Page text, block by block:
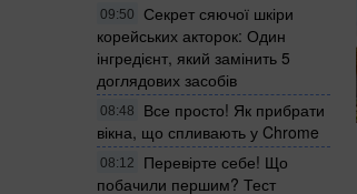
09:50
Секрет сяючої шкіри
корейських акторок: Один
інгредієнт, який замінить 5
доглядових засобів
08:48
Все просто! Як прибрати
вікна, що спливають у Chrome
08:12
Перевірте себе! Що
побачили першим? Тест